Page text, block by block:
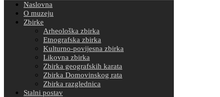
Naslovna
O muzeju
Zbirke
Arheološka zbirka
Etnografska zbirka
Kulturno-povijesna zbirka
Likovna zbirka
Zbirka geografskih karata
Zbirka Domovinskog rata
Zbirka razglednica
Stalni postav